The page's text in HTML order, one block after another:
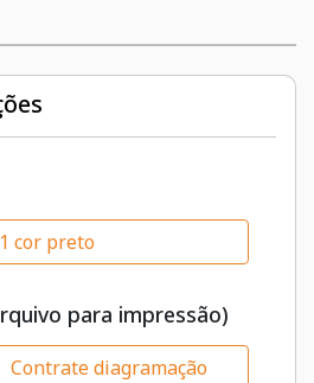
1 cor preto
para impressão)
Contrate diagramação